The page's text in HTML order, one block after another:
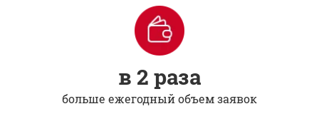
в 2 раза
больше ежегодный объем заявок